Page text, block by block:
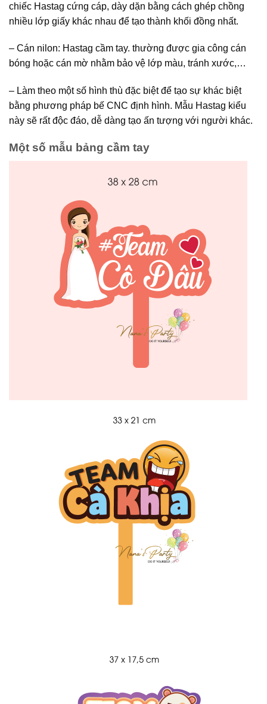
chiếc Hastag cứng cáp, dày dặn bằng cách ghép chồng
nhiều lớp giấy khác nhau để tạo thành khối đồng nhất.
– Cán nilon: Hastag cầm tay. thường được gia công cán
bóng hoặc cán mờ nhằm bảo vệ lớp màu, tránh xước,…
– Làm theo một số hình thù đặc biệt để tạo sự khác biệt
bằng phương pháp bế CNC định hình. Mẫu Hastag kiểu
này sẽ rất độc đáo, dễ dàng tạo ấn tượng với người khác.
Một số mẫu bảng cầm tay